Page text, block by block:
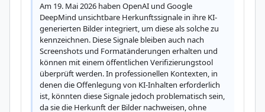
Am 19. Mai 2026 haben OpenAI und Google
DeepMind unsichtbare Herkunftssignale in ihre KI-
generierten Bilder integriert, um diese als solche zu
kennzeichnen. Diese Signale bleiben auch nach
Screenshots und Formatänderungen erhalten und
können mit einem öffentlichen Verifizierungstool
überprüft werden. In professionellen Kontexten, in
denen die Offenlegung von KI-Inhalten erforderlich
ist, könnten diese Signale jedoch problematisch sein,
da sie die Herkunft der Bilder nachweisen, ohne